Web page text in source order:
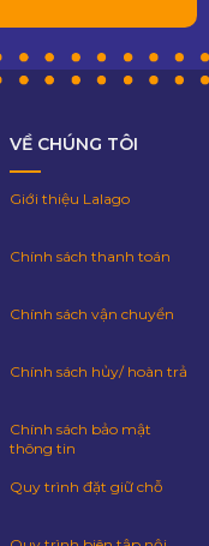
VỀ CHÚNG TÔI
Giới thiệu Lalago
Chính sách thanh toán
Chính sách vận chuyển
Chính sách hủy/ hoàn trả
Chính sách bảo mật
thông tin
Quy trình đặt giữ chỗ